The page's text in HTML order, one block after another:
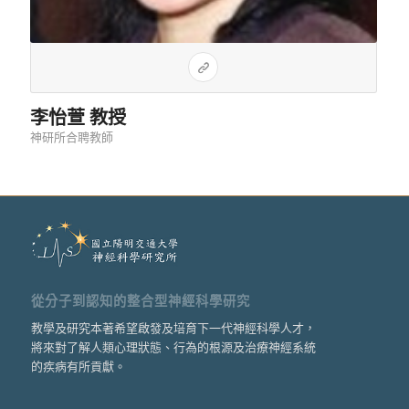
李怡萱 教授
神研所合聘教師
從分子到認知的整合型神經科學研究
教學及研究本著希望啟發及培育下一代神經科學人才，
將來對了解人類心理狀態、行為的根源及治療神經系統
的疾病有所貢獻。